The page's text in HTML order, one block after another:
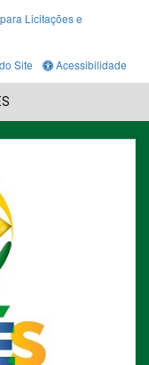
Licitações e
Site Acessibilidade